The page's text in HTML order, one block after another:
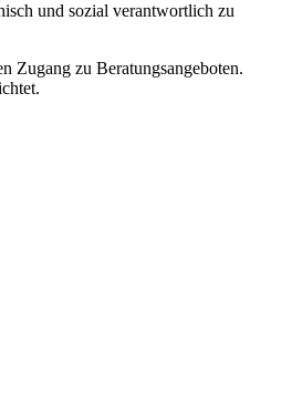
und sozial verantwortlich zu
Zugang zu Beratungsangeboten.